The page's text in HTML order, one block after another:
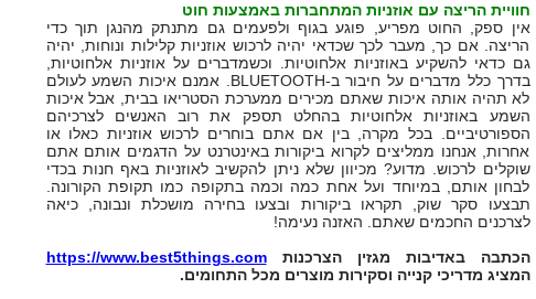
חוויית הריצה עם אוזניות המתחברות באמצעות חוט
אין ספק, החוט מפריע, פוגע בגוף ולפעמים גם מתנתק מהנגן תוך כדי
הריצה. אם כך, מעבר לכך שכדאי יהיה לרכוש אוזניות קלילות ונוחות, יהיה
גם כדאי להשקיע באוזניות אלחוטיות. וכשמדברים על אוזניות אלחוטיות,
בדרך כלל מדברים על חיבור ב-BLUETOOTH . אמנם איכות השמע לעולם
לא תהיה אותה איכות שאתם מכירים ממערכת הסטריאו בבית, אבל איכות
השמע באוזניות אלחוטיות בהחלט תספק את רוב האנשים לצרכיהם
הספורטיביים. בכל מקרה, בין אם אתם בוחרים לרכוש אוזניות כאלו או
אחרות, אנחנו ממליצים לקרוא ביקורות באינטרנט על הדגמים אותם אתם
שוקלים לרכוש. מדוע? מכיוון שלא ניתן להקשיב לאוזניות באף חנות בכדי
לבחון אותם, במיוחד ועל אחת כמה וכמה בתקופה כמו תקופת הקורונה.
תבצעו סקר שוק, תקראו ביקורות ובצעו בחירה מושכלת ונבונה, כיאה
לצרכנים החכמים שאתם. האזנה נעימה!
הכתבה באדיבות מגזין הצרכנותhttps://www.best5things.com
המציג מדריכי קנייה וסקירות מוצרים מכל התחומים.